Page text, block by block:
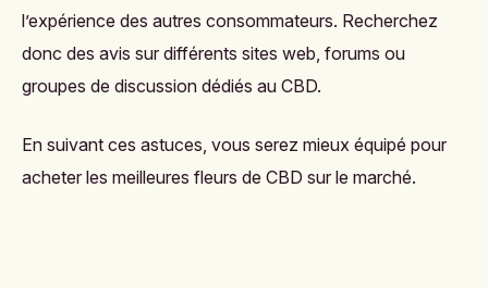
l’expérience des autres consommateurs. Recherchez
donc des avis sur différents sites web, forums ou
groupes de discussion dédiés au CBD.
En suivant ces astuces, vous serez mieux équipé pour
acheter les meilleures fleurs de CBD sur le marché.